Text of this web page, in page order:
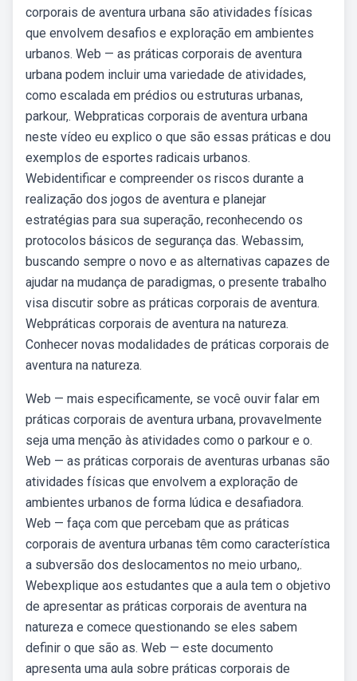
corporais de aventura urbana são atividades físicas
que envolvem desafios e exploração em ambientes
urbanos. Web — as práticas corporais de aventura
urbana podem incluir uma variedade de atividades,
como escalada em prédios ou estruturas urbanas,
parkour,. Webpraticas corporais de aventura urbana
neste vídeo eu explico o que são essas práticas e dou
exemplos de esportes radicais urbanos.
Webidentificar e compreender os riscos durante a
realização dos jogos de aventura e planejar
estratégias para sua superação, reconhecendo os
protocolos básicos de segurança das. Webassim,
buscando sempre o novo e as alternativas capazes de
ajudar na mudança de paradigmas, o presente trabalho
visa discutir sobre as práticas corporais de aventura.
Webpráticas corporais de aventura na natureza.
Conhecer novas modalidades de práticas corporais de
aventura na natureza.
Web — mais especificamente, se você ouvir falar em
práticas corporais de aventura urbana, provavelmente
seja uma menção às atividades como o parkour e o.
Web — as práticas corporais de aventuras urbanas são
atividades físicas que envolvem a exploração de
ambientes urbanos de forma lúdica e desafiadora.
Web — faça com que percebam que as práticas
corporais de aventura urbanas têm como característica
a subversão dos deslocamentos no meio urbano,.
Webexplique aos estudantes que a aula tem o objetivo
de apresentar as práticas corporais de aventura na
natureza e comece questionando se eles sabem
definir o que são as. Web — este documento
apresenta uma aula sobre práticas corporais de